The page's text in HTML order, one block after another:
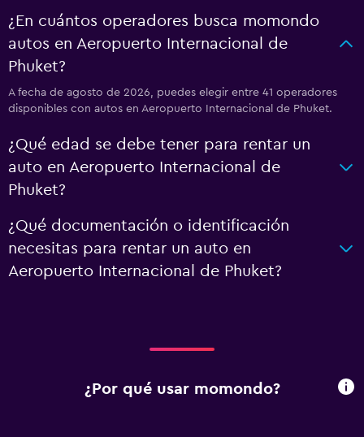
¿En cuántos operadores busca momondo
autos en Aeropuerto Internacional de
Phuket?
A fecha de agosto de 2026, puedes elegir entre 41 operadores
disponibles con autos en Aeropuerto Internacional de Phuket.
¿Qué edad se debe tener para rentar un
auto en Aeropuerto Internacional de
Phuket?
¿Qué documentación o identificación
necesitas para rentar un auto en
Aeropuerto Internacional de Phuket?
¿Por qué usar momondo?